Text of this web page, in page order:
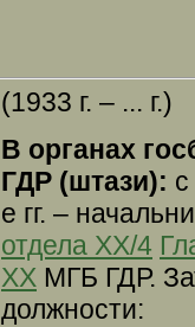
(1933 г. – ... г.)
В органах
ГДР (штази):
е гг. –
отдела XX/4
XX МГБ ГДР.
должности: